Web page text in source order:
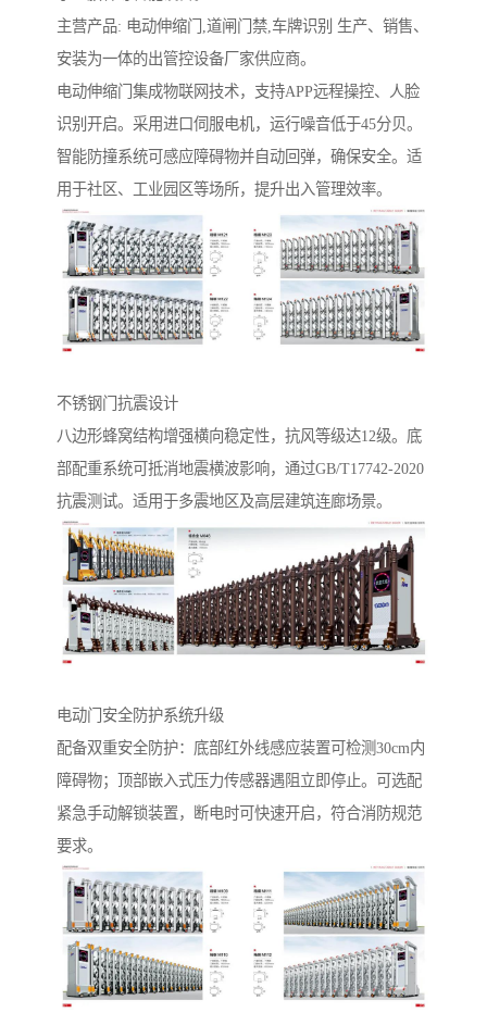
主营产品: 电动伸缩门,道闸门禁,车牌识别 生产、销售、
安装为一体的出管控设备厂家供应商。
电动伸缩门集成物联网技术，支持APP远程操控、人脸
识别开启。采用进口伺服电机，运行噪音低于45分贝。
智能防撞系统可感应障碍物并自动回弹，确保安全。适
用于社区、工业园区等场所，提升出入管理效率。
不锈钢门抗震设计‌
八边形蜂窝结构增强横向稳定性，抗风等级达12级。底
部配重系统可抵消地震横波影响，通过GB/T17742-2020
抗震测试。适用于多震地区及高层建筑连廊场景。
电动门安全防护系统升级‌
配备双重安全防护：底部红外线感应装置可检测30cm内
障碍物；顶部嵌入式压力传感器遇阻立即停止。可选配
紧急手动解锁装置，断电时可快速开启，符合消防规范
要求。